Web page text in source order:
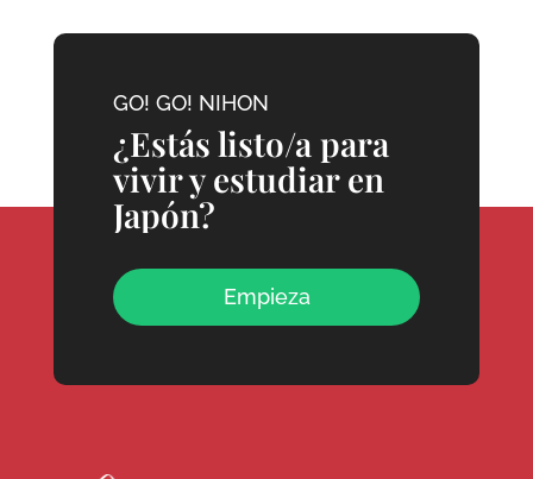
GO! GO! NIHON
¿Estás listo/a para
vivir y estudiar en
Japón?
Empieza